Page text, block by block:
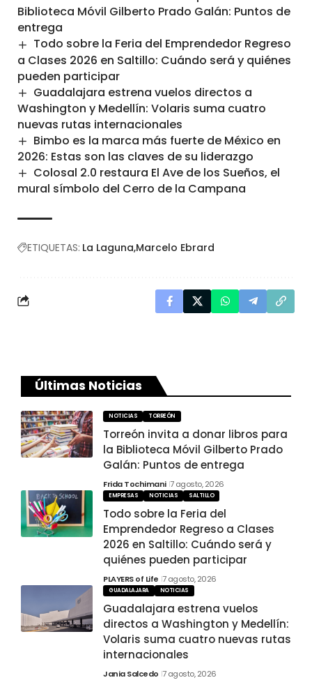
Biblioteca Móvil Gilberto Prado Galán: Puntos de
entrega
Todo sobre la Feria del Emprendedor Regreso
a Clases 2026 en Saltillo: Cuándo será y quiénes
pueden participar
Guadalajara estrena vuelos directos a
Washington y Medellín: Volaris suma cuatro
nuevas rutas internacionales
Bimbo es la marca más fuerte de México en
2026: Estas son las claves de su liderazgo
Colosal 2.0 restaura El Ave de los Sueños, el
mural símbolo del Cerro de la Campana
ETIQUETAS: La Laguna Marcelo Ebrard
Últimas Noticias
NOTICIAS TORREÓN
Torreón invita a donar libros para
la Biblioteca Móvil Gilberto Prado
Galán: Puntos de entrega
Frida Tochimani 7 agosto, 2026
EMPRESAS NOTICIAS SALTILLO
Todo sobre la Feria del
Emprendedor Regreso a Clases
2026 en Saltillo: Cuándo será y
quiénes pueden participar
PLAYERS of Life 7 agosto, 2026
GUADALAJARA NOTICIAS
Guadalajara estrena vuelos
directos a Washington y Medellín:
Volaris suma cuatro nuevas rutas
internacionales
Jania Salcedo 7 agosto, 2026